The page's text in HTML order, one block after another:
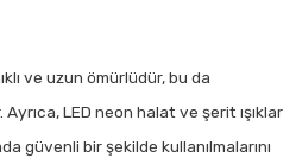
ve uzun ömürlüdür, bu da
LED neon halat ve şerit ışıklar
güvenli bir şekilde kullanılmalarını